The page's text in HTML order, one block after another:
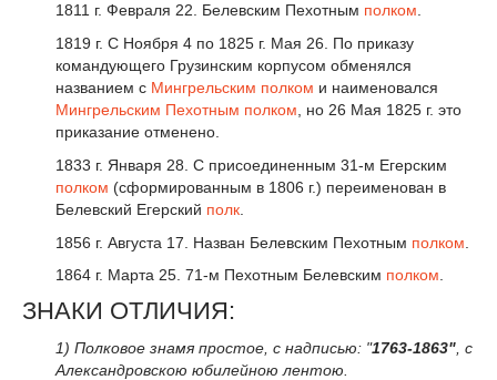
1811 г. Февраля 22. Белевским Пехотным полком
1819 г. С Ноября 4 по 1825 г. Мая 26. По приказу
командующего Грузинским корпусом обменялся
названием с Мингрельским полком и наименовался
Мингрельским Пехотным полком , но 26 Мая 1825 г. это
приказание отменено.
1833 г. Января 28. С присоединенным 31-м Егерским
полком (сформированным в 1806 г.) переименован в
Белевский Егерский полк
1856 г. Августа 17. Назван Белевским Пехотным полком
1864 г. Марта 25. 71-м Пехотным Белевским полком.
ЗНАКИ ОТЛИЧИЯ:
1) Полковое знамя простое, с надписью: "1763-1863" , с
Александровскою юбилейною лентою.